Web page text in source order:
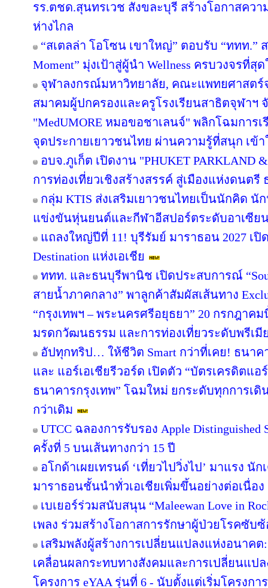
รร.ตชด.สุนทรเวช สังขละบุรี สร้างโอกาสคว
ห่างไกล
“สเตลล่า โอโซน เขาใหญ่” ตอบรับ “ททท.” ส
Moment” มุ่งเป้าสู่ผู้นำ Wellness ครบวงจรที่
จุฬาลงกรณ์มหาวิทยาลัย, คณะแพทยศาสตร์
สมาคมผู้ปกครองและครูโรงเรียนสาธิตจุฬาฯ
"MedUMORE หมอขอชาเลนจ์" พลิกโฉมการเรี
จุดประกายเยาวชนไทย ผ่านความรู้ที่สนุก เข้า
อบจ.ภูเก็ต เปิดงาน "PHUKET PARKLAND
การท่องเที่ยวเชิงสร้างสรรค์ สู่เมืองแห่งดนต
กลุ่ม KTIS ส่งเสริมเยาวชนไทยเป็นนักคิด นั
แข่งขันหุ่นยนต์และกีฬาอีสปอร์ตระดับอาเซีย
แถลงใหญ่ปีที่ 11! บุรีรัมย์ มาราธอน 2027 เปิ
Destination แห่งเอเชีย
ททท. และธนบุรีพานิช เปิดประสบการณ์
สายน้ำภาคกลาง” พาลูกค้าสัมผัสเส้นทาง
“กรุงเทพฯ – พระนครศรีอยุธยา” 20 กรกฎาค
มรดกวัฒนธรรม และการท่องเที่ยวระดับพรีเมี
อัปทุกทริป… ให้ชีวิต Smart กว่าที่เคย! ธนาค
และ แอร์เอเชียรีวอร์ด เปิดตัว “บัตรเครดิตแ
ธนาคารกรุงเทพ” โฉมใหม่ ยกระดับทุกการเ
กว่าเดิม
UTCC ฉลองการรับรอง Apple Distinguished
ครั้งที่ 5 บนเส้นทางกว่า 15 ปี
อโกด้าเผยเทรนด์ ‘เที่ยวไปวิ่งไป’ มาแรง นั
มาราธอนชั้นนำทั่วเอเชียเพิ่มขึ้นอย่างต่อเนื่อง
เบเยอร์ร่วมสนับสนุน “Maleewan Love in
เพลง ร่วมสร้างโอกาสการรักษาผู้ป่วยโรคซั
เสริมพลังผู้สร้างการเปลี่ยนแปลงแห่งอนาค
เคลื่อนผลกระทบทางสังคมและการเปลี่ยนแป
โครงการ eYAA รุ่นที่ 6 - นับตั้งแต่เริ่มโครงกา